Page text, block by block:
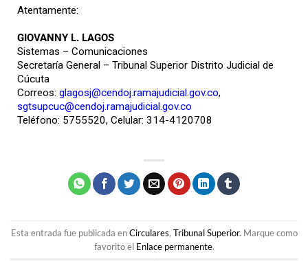
Atentamente:
GIOVANNY L. LAGOS
Sistemas – Comunicaciones
Secretaría General – Tribunal Superior Distrito Judicial de
Cúcuta
Correos: glagosj@cendoj.ramajudicial.gov.co,
sgtsupcuc@cendoj.ramajudicial.gov.co
Teléfono: 5755520, Celular: 314-4120708
Esta entrada fue publicada enCirculares, Tribunal Superior. Marque como
favorito el Enlace permanente.